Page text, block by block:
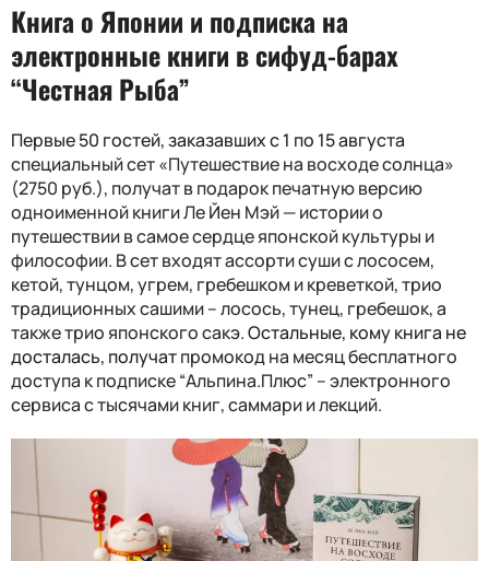
Книга о Японии и подписка на
электронные книги в сифуд-барах
“Честная Рыба”
Первые 50 гостей, заказавших с 1 по 15 августа
специальный сет «Путешествие на восходе солнца»
(2750 руб.), получат в подарок печатную версию
одноименной книги Ле Йен Мэй — истории о
путешествии в самое сердце японской культуры и
философии. В сет входят ассорти суши с лососем,
кетой, тунцом, угрем, гребешком и креветкой, трио
традиционных сашими – лосось, тунец, гребешок, а
также трио японского сакэ.Остальные, кому книга не
досталась, получатпромокод на месяц бесплатного
доступа к подписке “Альпина.Плюс” – электронного
сервиса с тысячами книг, саммари и лекций.